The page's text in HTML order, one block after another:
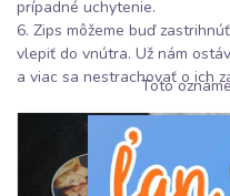
prípadné uchytenie.
6. Zips môžeme buď
vlepiť do vnútra. Už nám
a viac sa nestrachovať o ich
Toto